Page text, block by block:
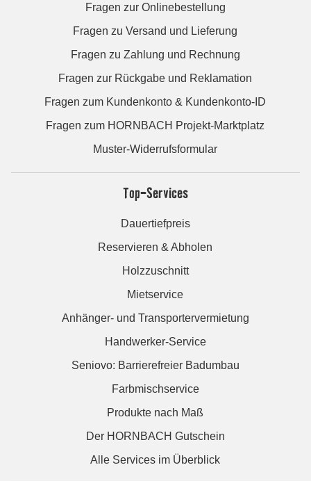
Fragen zur Onlinebestellung
Fragen zu Versand und Lieferung
Fragen zu Zahlung und Rechnung
Fragen zur Rückgabe und Reklamation
Fragen zum Kundenkonto & Kundenkonto-ID
Fragen zum HORNBACH Projekt-Marktplatz
Muster-Widerrufsformular
Top-Services
Dauertiefpreis
Reservieren & Abholen
Holzzuschnitt
Mietservice
Anhänger- und Transportervermietung
Handwerker-Service
Seniovo: Barrierefreier Badumbau
Farbmischservice
Produkte nach Maß
Der HORNBACH Gutschein
Alle Services im Überblick